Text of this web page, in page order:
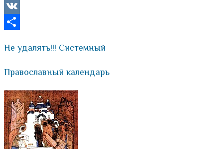
Viber
VK
Не удалять!!! Системный
Православный календарь